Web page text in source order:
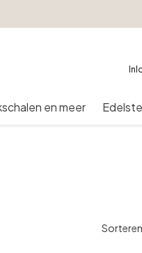
€250
en meer